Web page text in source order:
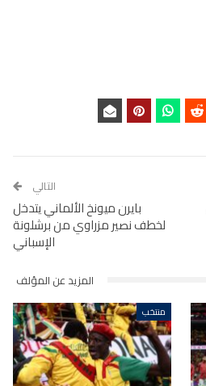
التالي
بايرن ميونخ الألماني يتدخل
لخطف نصير مزراوي من برشلونة
الإسباني
المزيد عن المؤلف
منتخب